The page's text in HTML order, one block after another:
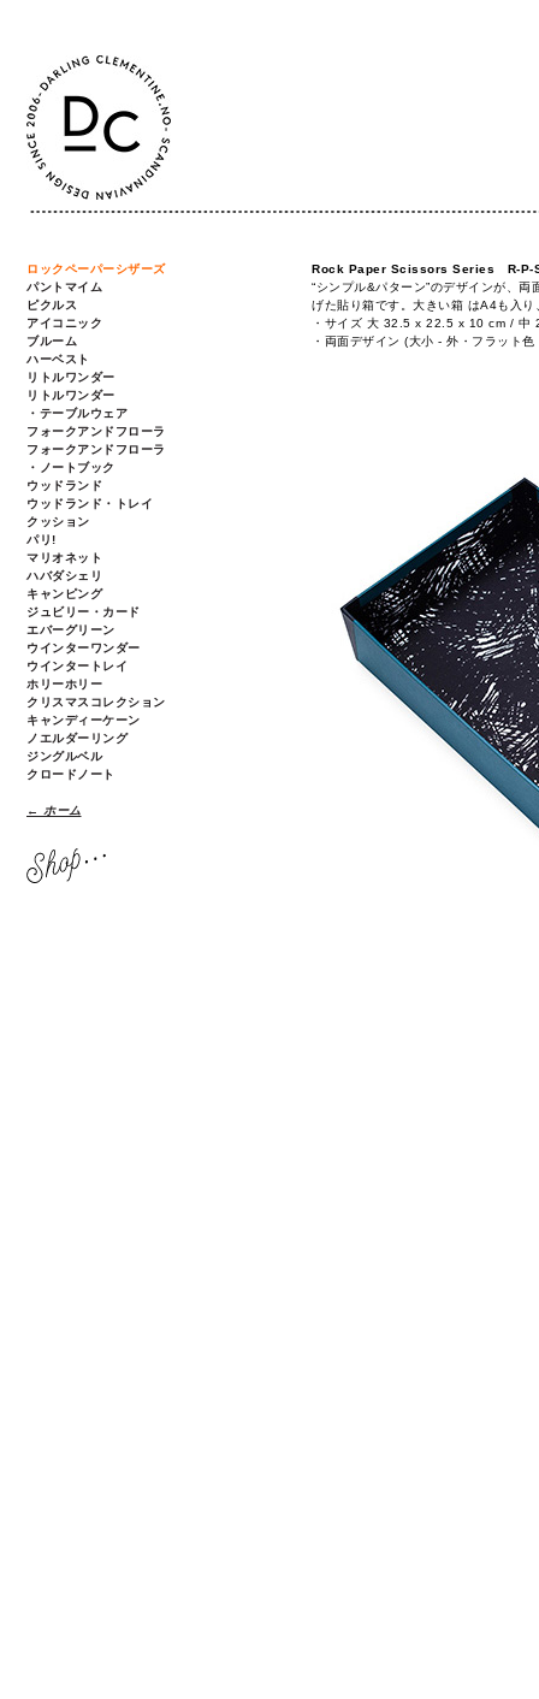
ロックペーパーシザーズ
パントマイム
ピクルス
アイコニック
ブルーム
ハーベスト
リトルワンダー
リトルワンダー
・テーブルウェア
フォークアンドフローラ
フォークアンドフローラ
・ノートブック
ウッドランド
ウッドランド・トレイ
クッション
パリ!
マリオネット
ハバダシェリ
キャンピング
ジュビリー・カード
エバーグリーン
ウインターワンダー
ウインタートレイ
ホリーホリー
クリスマスコレクション
キャンディーケーン
ノエルダーリング
ジングルベル
クロードノート
← ホーム
Rock Paper Scissors Series R-P-S
“シンプル&パターン”のデザインが、
げた貼り箱です。大きい箱 はA4も入
・サイズ 大 32.5 x 22.5 x 10 cm /
・両面デザイン (大小 - 外・フラット